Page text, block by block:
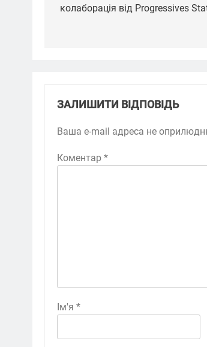
колаборація від Progressives
ЗАЛИШИТИ ВІДПОВІДЬ
Ваша e-mail адреса не
Коментар *
Ім'я *